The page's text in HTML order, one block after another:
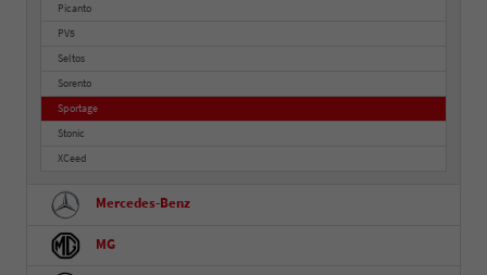
Picanto
PV5
Seltos
Sorento
Sportage
Stonic
XCeed
Mercedes-Benz
MG